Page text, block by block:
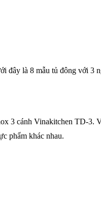
là 8 mẫu tủ đông với 3
3 cánh Vinakitchen TD-3.
phẩm khác nhau.